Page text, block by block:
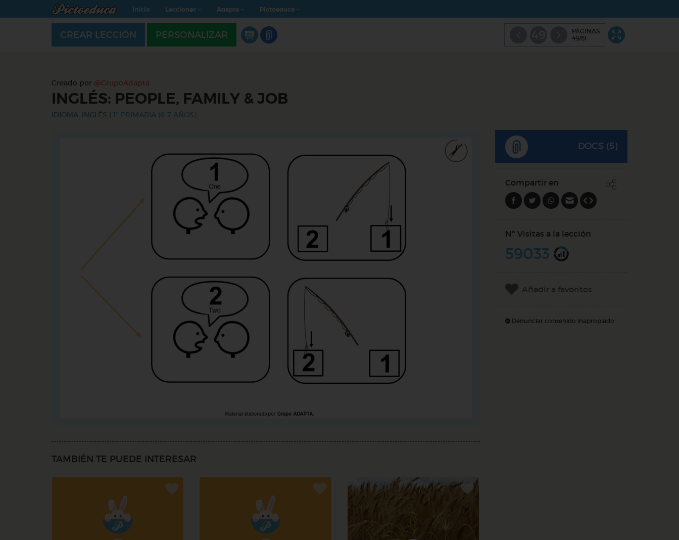
Inicio Lecciones Adapta Pictoeduca
CREAR LECCIÓN PERSONALIZAR
PÁGINAS
49/61
Creado por @GrupoAdapta
INGLÉS: PEOPLE, FAMILY & JOB
IDIOMA: INGLÉS 1º PRIMARIA (6-7 AÑOS)
TAMBIÉN TE PUEDE INTERESAR
DOCS (5)
Compartir en
Nº Visitas a la lección
59033
Añadir a favoritos
Denunciar contenido inapropiado